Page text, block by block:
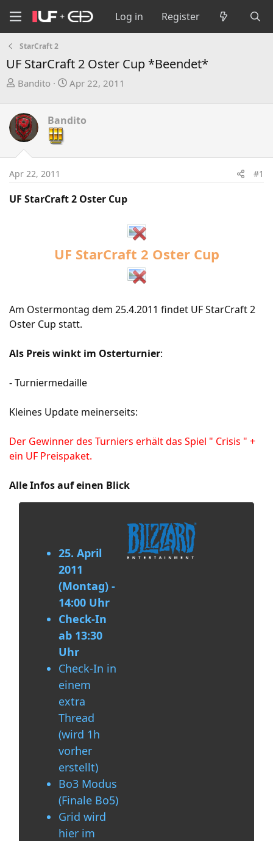
Log in Register
StarCraft 2
UF StarCraft 2 Oster Cup *Beendet*
T
e
a
d
t
r
Bandito
S
r
Apr 22, 2011
Bandito
Apr 22, 2011 #1
UF StarCraft 2 Oster Cup
UF StarCraft 2 Oster Cup
Am Ostermontag dem 25.4.2011 findet UF StarCraft 2
Oster Cup statt.
Als Preis winkt im Osterturnier:
- Turniermedaille
Kleines Update meinerseits:
Der Gewinner des Turniers erhält das Spiel " Crisis " +
ein UF Preispaket.
Alle Infos auf einen Blick
25. April
2011
(Montag) -
14:00 Uhr
Check-In
ab 13:30
Uhr
Check-In in
einem
extra
Thread
(wird 1h
vorher
erstellt)
Bo3 Modus
(Finale Bo5)
Grid wird
hier im